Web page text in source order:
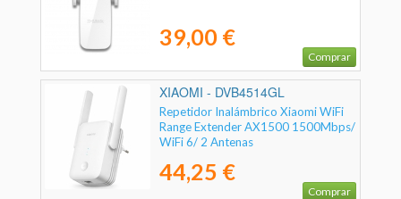
39,00 €
Comprar
XIAOMI - DVB4514GL
Repetidor Inalámbrico Xiaomi WiFi
Range Extender AX1500 1500Mbps/
WiFi 6/ 2 Antenas
44,25 €
Comprar